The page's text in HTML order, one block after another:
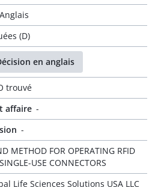
Anglais
(D)
en anglais
trouvé
affaire -
-
METHOD FOR OPERATING RFID
USE CONNECTORS
Life Sciences Solutions USA LLC